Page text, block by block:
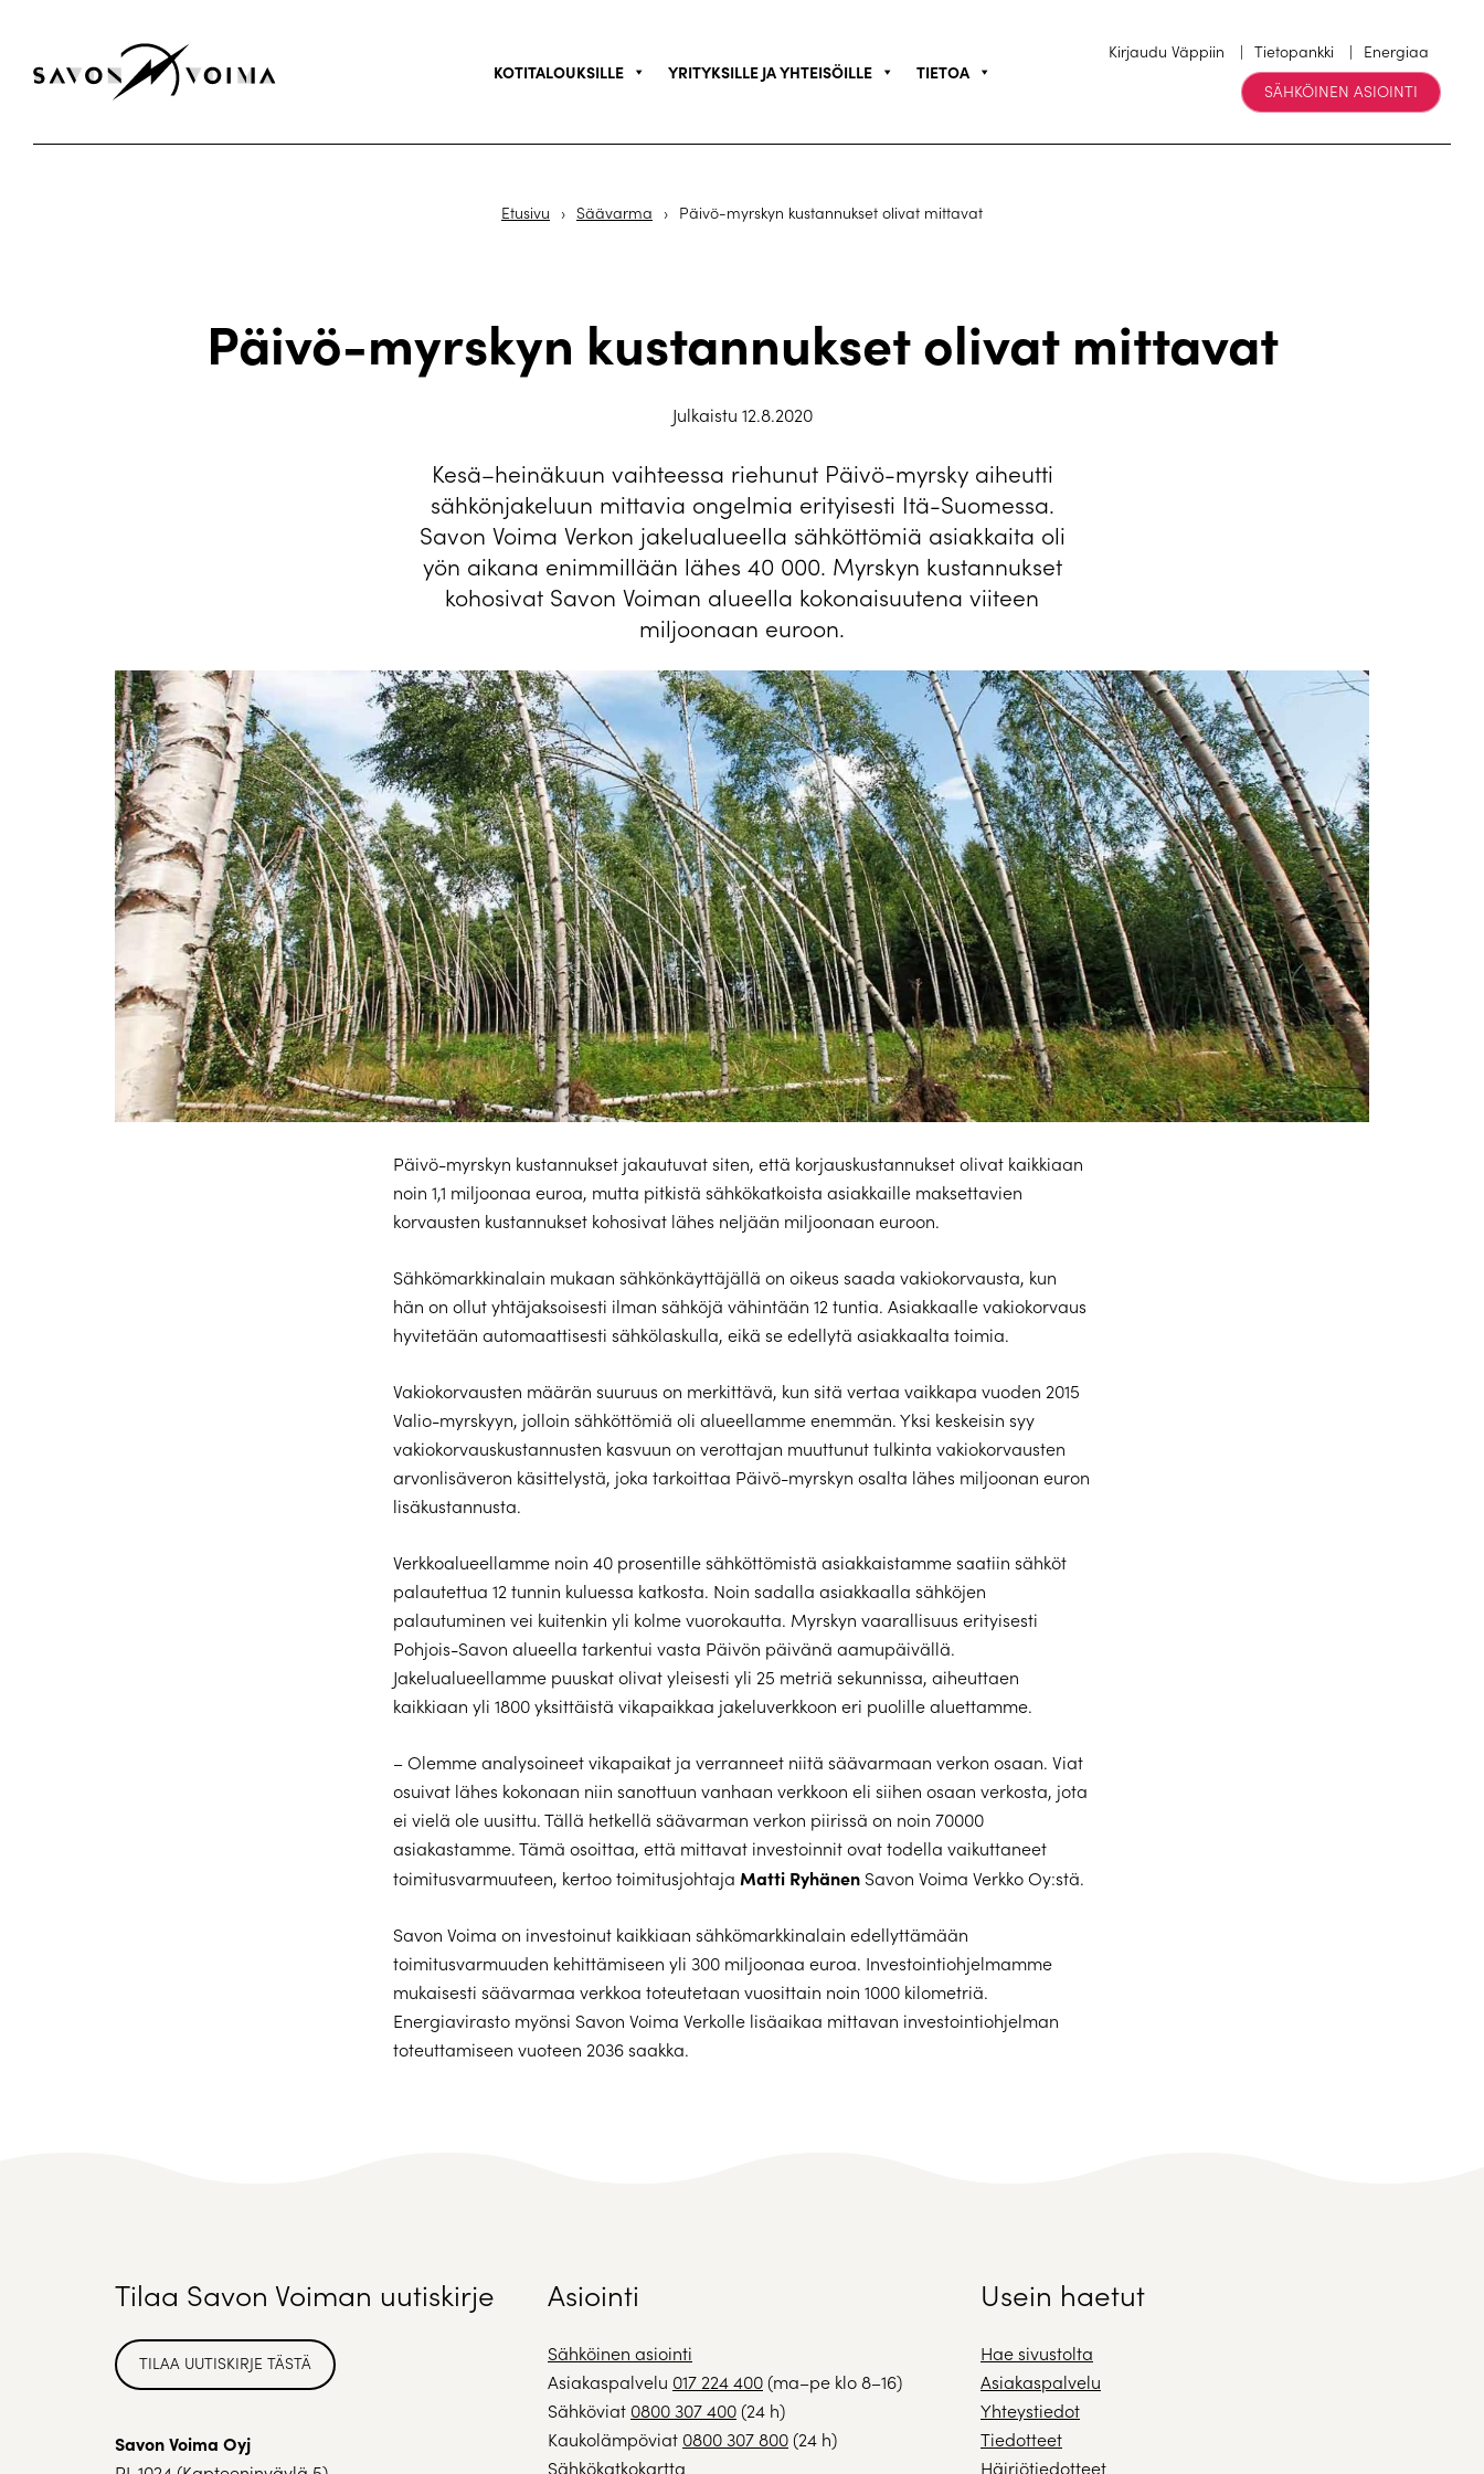
KOTITALOUKSILLE YRITYKSILLE JA YHTEISÖILLE TIETOA
Kirjaudu Väppiin Tietopankki
Energiaa
SÄHKÖINEN ASIOINTI
Etusivu › Säävarma › Päivö-myrskyn kustannukset olivat mittavat
Päivö-myrskyn kustannukset olivat mittavat
Julkaistu 12.8.2020
Kesä–heinäkuun vaihteessa riehunut Päivö-myrsky aiheutti
sähkönjakeluun mittavia ongelmia erityisesti Itä-Suomessa.
Savon Voima Verkon jakelualueella sähköttömiä asiakkaita oli
yön aikana enimmillään lähes 40 000. Myrskyn kustannukset
kohosivat Savon Voiman alueella kokonaisuutena viiteen
miljoonaan euroon.
Päivö-myrskyn kustannukset jakautuvat siten, että korjauskustannukset olivat kaikkiaan
noin 1,1 miljoonaa euroa, mutta pitkistä sähkökatkoista asiakkaille maksettavien
korvausten kustannukset kohosivat lähes neljään miljoonaan euroon.
Sähkömarkkinalain mukaan sähkönkäyttäjällä on oikeus saada vakiokorvausta, kun
hän on ollut yhtäjaksoisesti ilman sähköjä vähintään 12 tuntia. Asiakkaalle vakiokorvaus
hyvitetään automaattisesti sähkölaskulla, eikä se edellytä asiakkaalta toimia.
Vakiokorvausten määrän suuruus on merkittävä, kun sitä vertaa vaikkapa vuoden 2015
Valio-myrskyyn, jolloin sähköttömiä oli alueellamme enemmän. Yksi keskeisin syy
vakiokorvauskustannusten kasvuun on verottajan muuttunut tulkinta vakiokorvausten
arvonlisäveron käsittelystä, joka tarkoittaa Päivö-myrskyn osalta lähes miljoonan euron
lisäkustannusta.
Verkkoalueellamme noin 40 prosentille sähköttömistä asiakkaistamme saatiin sähköt
palautettua 12 tunnin kuluessa katkosta. Noin sadalla asiakkaalla sähköjen
palautuminen vei kuitenkin yli kolme vuorokautta. Myrskyn vaarallisuus erityisesti
Pohjois-Savon alueella tarkentui vasta Päivön päivänä aamupäivällä.
Jakelualueellamme puuskat olivat yleisesti yli 25 metriä sekunnissa, aiheuttaen
kaikkiaan yli 1800 yksittäistä vikapaikkaa jakeluverkkoon eri puolille aluettamme.
– Olemme analysoineet vikapaikat ja verranneet niitä säävarmaan verkon osaan. Viat
osuivat lähes kokonaan niin sanottuun vanhaan verkkoon eli siihen osaan verkosta, jota
ei vielä ole uusittu. Tällä hetkellä säävarman verkon piirissä on noin 70000
asiakastamme. Tämä osoittaa, että mittavat investoinnit ovat todella vaikuttaneet
toimitusvarmuuteen, kertoo toimitusjohtaja Matti Ryhänen Savon Voima Verkko Oy:stä.
Savon Voima on investoinut kaikkiaan sähkömarkkinalain edellyttämään
toimitusvarmuuden kehittämiseen yli 300 miljoonaa euroa. Investointiohjelmamme
mukaisesti säävarmaa verkkoa toteutetaan vuosittain noin 1000 kilometriä.
Energiavirasto myönsi Savon Voima Verkolle lisäaikaa mittavan investointiohjelman
toteuttamiseen vuoteen 2036 saakka.
Tilaa Savon Voiman uutiskirje
TILAA UUTISKIRJE TÄSTÄ
Savon Voima Oyj
Asiointi
Sähköinen asiointi
Asiakaspalvelu 017 224 400(ma–pe klo 8–16)
Sähköviat 0800 307 400(24 h)
Kaukolämpöviat 0800 307 800(24 h)
Sähkökatkokartta
Usein haetut
Hae sivustolta
Asiakaspalvelu
Yhteystiedot
Tiedotteet
Häiriötiedotteet